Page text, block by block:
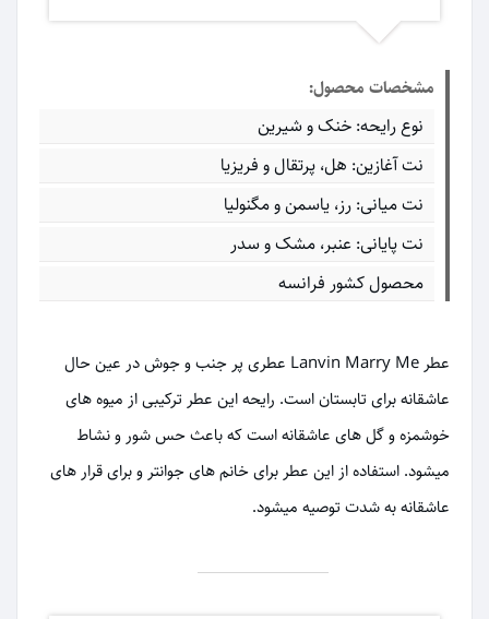
مشخصات محصول:
نوع رایحه: خنک و شیرین
نت آغازین: هل، پرتقال و فریزیا
نت میانی: رز، یاسمن و مگنولیا
نت پایانی: عنبر، مشک و سدر
محصول کشور فرانسه
عطر Lanvin Marry Me عطری پر جنب و جوش در عین حال
عاشقانه برای تابستان است. رایحه این عطر ترکیبی از میوه های
خوشمزه و گل های عاشقانه است که باعث حس شور و نشاط
میشود. استفاده از این عطر برای خانم های جوانتر و برای قرار های
عاشقانه به شدت توصیه میشود.